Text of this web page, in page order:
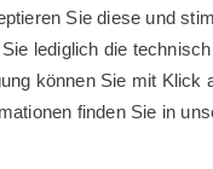
wechseln?Sie diese und
lediglich die
können Sie mit Klick
finden Sie in